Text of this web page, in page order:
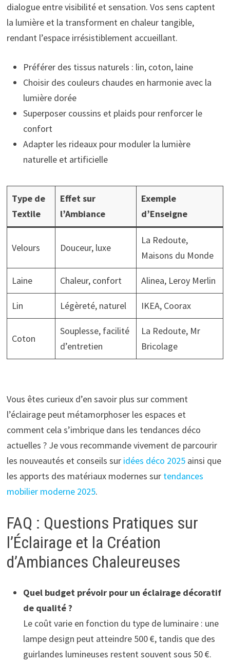
dialogue entre visibilité et sensation. Vos sens captent
la lumière et la transforment en chaleur tangible,
rendant l’espace irrésistiblement accueillant.
Préférer des tissus naturels : lin, coton, laine
Choisir des couleurs chaudes en harmonie avec la
lumière dorée
Superposer coussins et plaids pour renforcer le
confort
Adapter les rideaux pour moduler la lumière
naturelle et artificielle
Type de
Textile
Effet sur
l’Ambiance
Exemple
d’Enseigne
Velours Douceur, luxe
La Redoute,
Maisons du Monde
Laine Chaleur, confort Alinea, Leroy Merlin
Lin Légèreté, naturel IKEA, Coorax
Coton
Souplesse, facilité
d’entretien
La Redoute, Mr
Bricolage
Vous êtes curieux d’en savoir plus sur comment
l’éclairage peut métamorphoser les espaces et
comment cela s’imbrique dans les tendances déco
actuelles ? Je vous recommande vivement de parcourir
les nouveautés et conseils sur idées déco 2025ainsi que
les apports des matériaux modernes sur tendances
mobilier moderne 2025.
FAQ : Questions Pratiques sur
l’Éclairage et la Création
d’Ambiances Chaleureuses
Quel budget prévoir pour un éclairage décoratif
de qualité ?
Le coût varie en fonction du type de luminaire : une
lampe design peut atteindre 500 €, tandis que des
guirlandes lumineuses restent souvent sous 50 €.